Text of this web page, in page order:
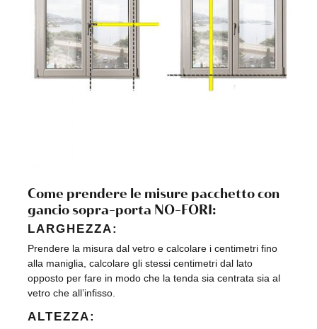
Come prendere le misure pacchetto con
gancio sopra-porta NO-FORI:
LARGHEZZA:
Prendere la misura dal vetro e calcolare i centimetri fino
alla maniglia, calcolare gli stessi centimetri dal lato
opposto per fare in modo che la tenda sia centrata sia al
vetro che all’infisso.
ALTEZZA: